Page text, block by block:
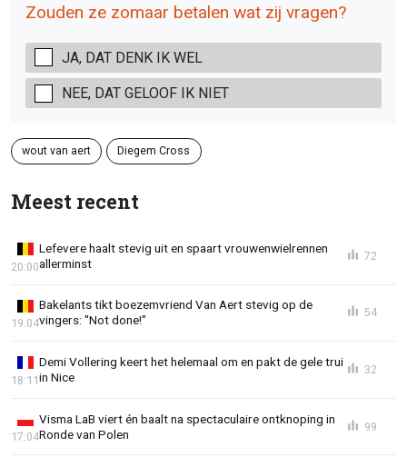
Zouden ze zomaar betalen wat zij vragen?
JA, DAT DENK IK WEL
NEE, DAT GELOOF IK NIET
wout van aert Diegem Cross
Meest recent
Lefevere haalt stevig uit en spaart vrouwenwielrennen
allerminst
20:00
72
Bakelants tikt boezemvriend Van Aert stevig op de
vingers: "Not done!"
19:04
54
Demi Vollering keert het helemaal om en pakt de gele trui
in Nice
18:11
32
Visma LaB viert én baalt na spectaculaire ontknoping in
Ronde van Polen
17:04
99